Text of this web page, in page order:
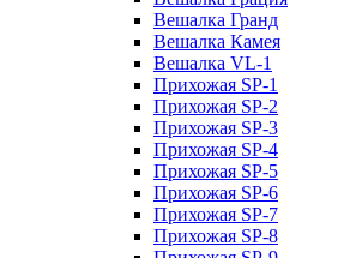
Вешалка Гранд
Вешалка Камея
Вешалка VL-1
Прихожая SP-1
Прихожая SP-2
Прихожая SP-3
Прихожая SP-4
Прихожая SP-5
Прихожая SP-6
Прихожая SP-7
Прихожая SP-8